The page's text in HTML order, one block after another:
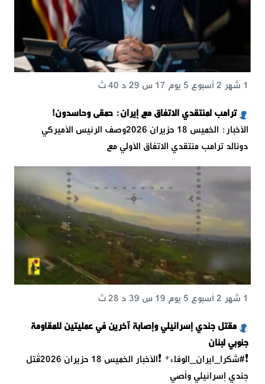
ترامب لمنتقدي الاتفاق مع إيران: حمقى وحاسدون!
1 شهر 2 أسبوع 5 يوم 17 س 29 د 40 ث
الأخبار: الخميس 18 حزيران 2026وصف الرئيس الأميركي
دونالد ترامب منتقدي الاتفاق الأولي مع
مقتل جندي إسرائيلي وإصابة آخرين في عمليتين للمقاومة
جنوبي لبنان
1 شهر 2 أسبوع 5 يوم 19 س 39 د 28 ث
❗️#شكرا_ايران_الوفاء* ❗️الأخبار الخميس 18 حزيران 2026قُتل
جندي إسرائيلي وأُصي